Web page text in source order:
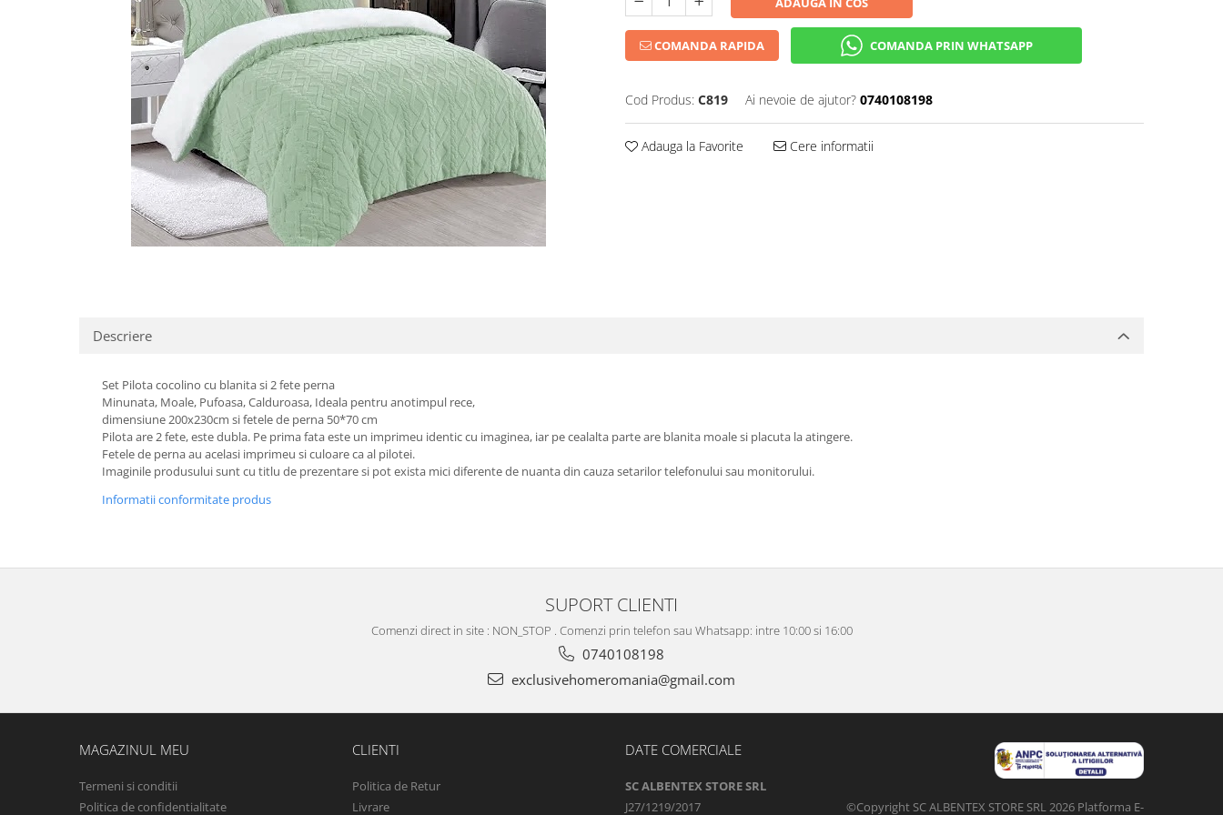
COMANDA RAPIDA COMANDA PRIN WHATSAPP
Cod Produs: C819 Ai nevoie de ajutor? 0740108198
Adauga la Favorite Cere informatii
Descriere
Set Pilota cocolino cu blanita si 2 fete perna
Minunata, Moale, Pufoasa, Calduroasa, Ideala pentru anotimpul rece,
dimensiune 200x230cm si fetele de perna 50*70 cm
Pilota are 2 fete, este dubla. Pe prima fata este un imprimeu identic cu imaginea, iar pe cealalta parte are blanita moale si placuta la atingere.
Fetele de perna au acelasi imprimeu si culoare ca al pilotei.
Imaginile produsului sunt cu titlu de prezentare si pot exista mici diferente de nuanta din cauza setarilor telefonului sau monitorului.
Informatii conformitate produs
SUPORT CLIENTI
Comenzi direct in site : NON_STOP . Comenzi prin telefon sau Whatsapp: intre 10:00 si 16:00
0740108198
exclusivehomeromania@gmail.com
MAGAZINUL MEU
Termeni si conditii
Politica de confidentialitate
CLIENTI
Politica de Retur
Livrare
DATE COMERCIALE
SC ALBENTEX STORE SRL
J27/1219/2017
©Copyright SC ALBENTEX STORE SRL 2026 Platforma E-